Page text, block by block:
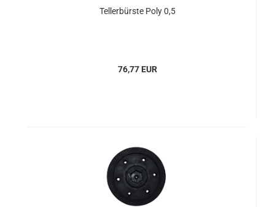
Tellerbürste Poly 0,5
76,77 EUR